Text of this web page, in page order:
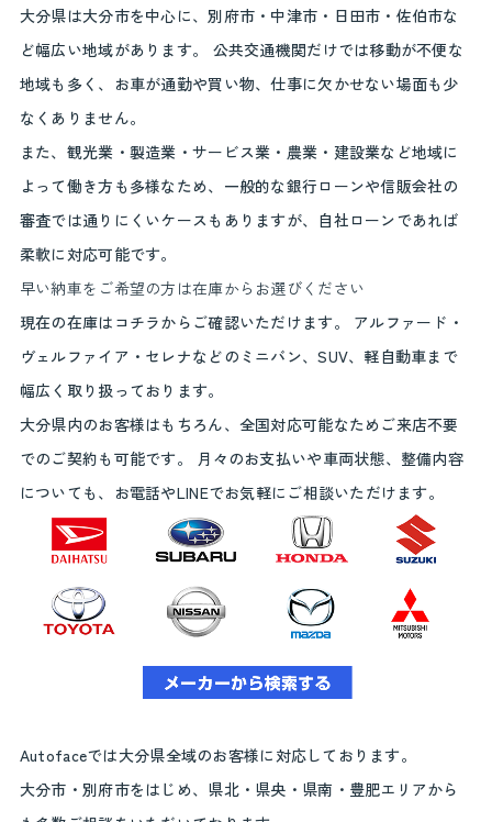
大分県は大分市を中心に、別府市・中津市・日田市・佐伯市な
ど幅広い地域があります。 公共交通機関だけでは移動が不便な
地域も多く、お車が通勤や買い物、仕事に欠かせない場面も少
なくありません。
また、観光業・製造業・サービス業・農業・建設業など地域に
よって働き方も多様なため、一般的な銀行ローンや信販会社の
審査では通りにくいケースもありますが、自社ローンであれば
柔軟に対応可能です。
早い納車をご希望の方は在庫からお選びください
現在の在庫はコチラからご確認いただけます。 アルファード・
ヴェルファイア・セレナなどのミニバン、SUV、軽自動車まで
幅広く取り扱っております。
大分県内のお客様はもちろん、全国対応可能なためご来店不要
でのご契約も可能です。 月々のお支払いや車両状態、整備内容
についても、お電話やLINEでお気軽にご相談いただけます。
Autofaceでは大分県全域のお客様に対応しております。
大分市・別府市をはじめ、県北・県央・県南・豊肥エリアから